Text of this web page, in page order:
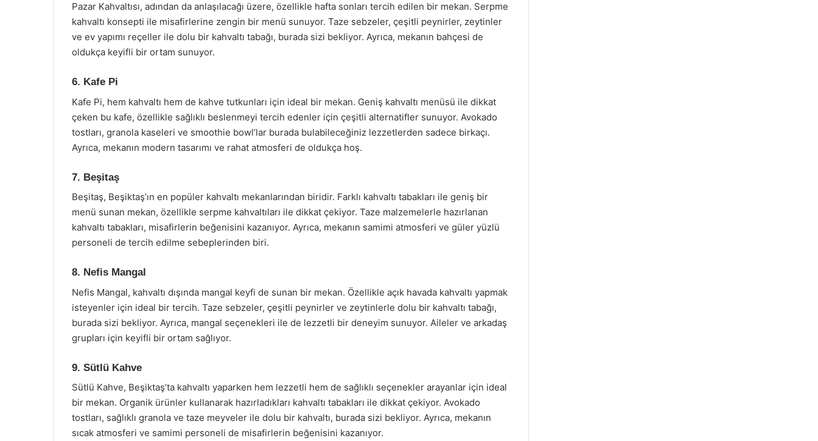
Pazar Kahvaltısı, adından da anlaşılacağı üzere, özellikle hafta sonları tercih edilen bir mekan. Serpme
kahvaltı konsepti ile misafirlerine zengin bir menü sunuyor. Taze sebzeler, çeşitli peynirler, zeytinler
ve ev yapımı reçeller ile dolu bir kahvaltı tabağı, burada sizi bekliyor. Ayrıca, mekanın bahçesi de
oldukça keyifli bir ortam sunuyor.
6. Kafe Pi
Kafe Pi, hem kahvaltı hem de kahve tutkunları için ideal bir mekan. Geniş kahvaltı menüsü ile dikkat
çeken bu kafe, özellikle sağlıklı beslenmeyi tercih edenler için çeşitli alternatifler sunuyor. Avokado
tostları, granola kaseleri ve smoothie bowl’lar burada bulabileceğiniz lezzetlerden sadece birkaçı.
Ayrıca, mekanın modern tasarımı ve rahat atmosferi de oldukça hoş.
7. Beşitaş
Beşitaş, Beşiktaş’ın en popüler kahvaltı mekanlarından biridir. Farklı kahvaltı tabakları ile geniş bir
menü sunan mekan, özellikle serpme kahvaltıları ile dikkat çekiyor. Taze malzemelerle hazırlanan
kahvaltı tabakları, misafirlerin beğenisini kazanıyor. Ayrıca, mekanın samimi atmosferi ve güler yüzlü
personeli de tercih edilme sebeplerinden biri.
8. Nefis Mangal
Nefis Mangal, kahvaltı dışında mangal keyfi de sunan bir mekan. Özellikle açık havada kahvaltı yapmak
isteyenler için ideal bir tercih. Taze sebzeler, çeşitli peynirler ve zeytinlerle dolu bir kahvaltı tabağı,
burada sizi bekliyor. Ayrıca, mangal seçenekleri ile de lezzetli bir deneyim sunuyor. Aileler ve arkadaş
grupları için keyifli bir ortam sağlıyor.
9. Sütlü Kahve
Sütlü Kahve, Beşiktaş’ta kahvaltı yaparken hem lezzetli hem de sağlıklı seçenekler arayanlar için ideal
bir mekan. Organik ürünler kullanarak hazırladıkları kahvaltı tabakları ile dikkat çekiyor. Avokado
tostları, sağlıklı granola ve taze meyveler ile dolu bir kahvaltı, burada sizi bekliyor. Ayrıca, mekanın
sıcak atmosferi ve samimi personeli de misafirlerin beğenisini kazanıyor.